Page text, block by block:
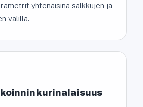
yhtenäisinä salkkujen ja
välillä.
kurinalaisuus